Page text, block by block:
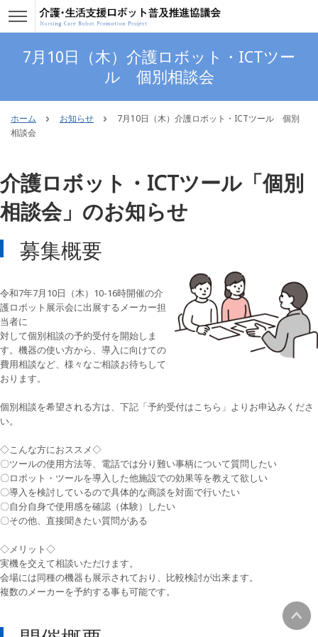
7月10日（木）介護ロボット・ICTツー
ル 個別相談会
ホーム お知らせ
7月10日（木）介護ロボット・ICTツール 個別
相談会
介護ロボット・ICTツール「個別
相談会」のお知らせ
募集概要
令和7年7月10日（木）10-16時開催の介
護ロボット展示会に出展するメーカー担
当者に
対して個別相談の予約受付を開始しま
す。機器の使い方から、導入に向けての
費用相談など、様々なご相談お待ちして
おります。
個別相談を希望される方は、下記「予約受付はこちら」よりお申込みくださ
い。
◇こんな方におススメ◇
〇ツールの使用方法等、電話では分り難い事柄について質問したい
〇ロボット・ツールを導入した他施設での効果等を教えて欲しい
〇導入を検討しているので具体的な商談を対面で行いたい
〇自分自身で使用感を確認（体験）したい
〇その他、直接聞きたい質問がある
◇メリット◇
実機を交えて相談いただけます。
会場には同種の機器も展示されており、比較検討が出来ます。
複数のメーカーを予約する事も可能です。